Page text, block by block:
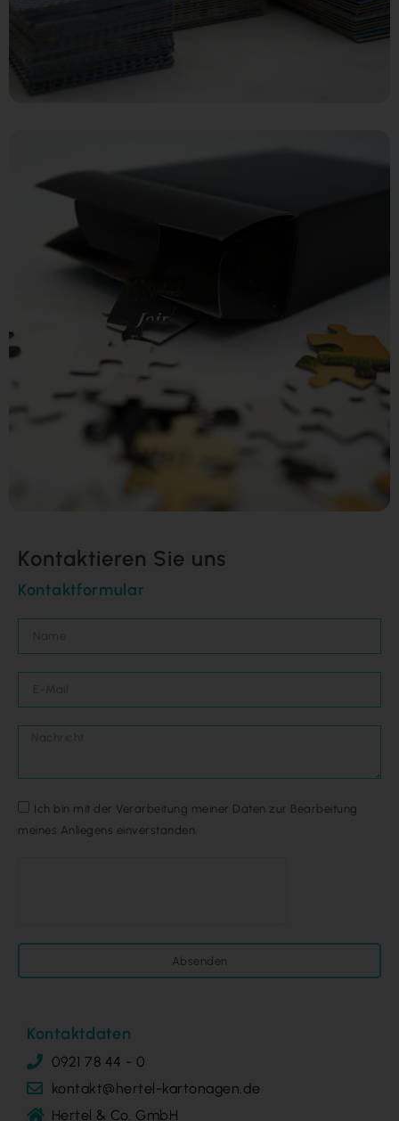
Kontaktieren Sie uns
Kontaktformular
Ich bin mit der Verarbeitung meiner Daten zur Bearbeitung
meines Anliegens einverstanden.
Absenden
Kontaktdaten
0921 78 44 - 0
kontakt@hertel-kartonagen.de
Hertel & Co. GmbH